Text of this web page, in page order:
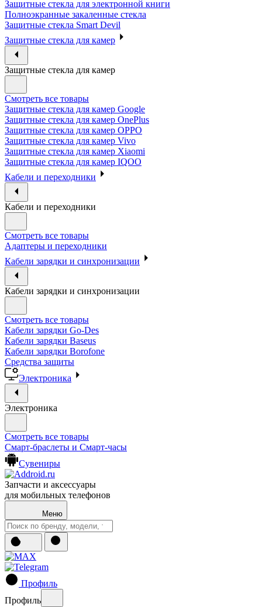
Защитные стекла для электронной книги
Полноэкранные закаленные стекла
Защитные стекла Smart Devil
Защитные стекла для камер
Защитные стекла для камер
Смотреть все товары
Защитные стекла для камер Google
Защитные стекла для камер OnePlus
Защитные стекла для камер OPPO
Защитные стекла для камер Vivo
Защитные стекла для камер Xiaomi
Защитные стекла для камер IQOO
Кабели и переходники
Кабели и переходники
Смотреть все товары
Адаптеры и переходники
Кабели зарядки и синхронизации
Кабели зарядки и синхронизации
Смотреть все товары
Кабели зарядки Go-Des
Кабели зарядки Baseus
Кабели зарядки Borofone
Средства защиты
Электроника
Электроника
Смотреть все товары
Смарт-браслеты и Смарт-часы
Сувениры
Запчасти и аксессуары
для мобильных телефонов
Меню
Профиль
Профиль